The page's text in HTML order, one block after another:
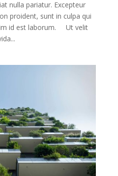
nulla pariatur. Excepteur
proident, sunt in culpa qui
id est laborum. Ut velit